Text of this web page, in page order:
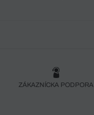
ZÁKAZNÍCKA PODPORA